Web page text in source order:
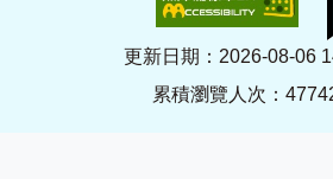
更新日期：2026-08-06
累積瀏覽人次：